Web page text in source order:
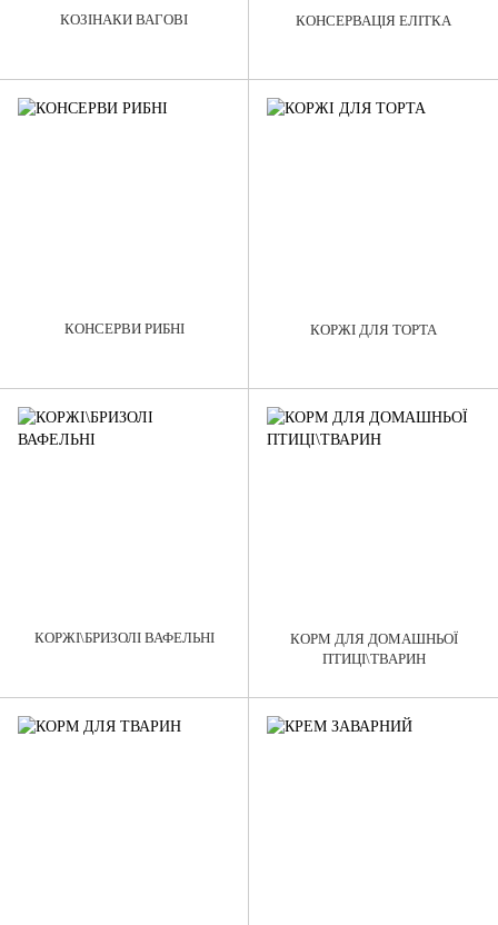
КОЗІНАКИ ВАГОВІ КОНСЕРВАЦІЯ ЕЛІТКА
КОНСЕРВИ РИБНІ КОРЖІ ДЛЯ ТОРТА
КОРЖІ\БРИЗОЛІ ВАФЕЛЬНІ
КОРМ ДЛЯ ДОМАШНЬОЇ
ПТИЦІ\ТВАРИН